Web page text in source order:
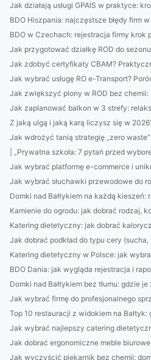
Jak działają usługi GPAIS w praktyce:
BDO Hiszpania: najczęstsze błędy firm
BDO w Czechach: rejestracja firmy krok
Jak przygotować działkę ROD do
Jak zdobyć certyfikaty CBAM?
Jak wybrać usługę RO e-Transport?
Jak zwiększyć plony w ROD bez
Jak zaplanować balkon w 3 strefy:
Z jaką ulgą i jaką karą liczysz się w
Jak wdrożyć tanią strategię „zero
| „Prywatna szkoła: 7 pytań przed
Jak wybrać platformę e-commerce i
Jak wybrać słuchawki przewodowe do
Domki nad Bałtykiem na każdą kieszeń:
Kamienie do ogrodu: jak dobrać rodzaj,
Katering dietetyczny: jak dobrać
Jak dobrać podkład do typu cery (sucha,
Katering dietetyczny w Polsce: jak
BDO Dania: jak wygląda rejestracja i
Domki nad Bałtykiem bez tłumu: gdzie
Jak wybrać firmę do profesjonalnego
Top 10 restauracji z widokiem na
Jak wybrać najlepszy catering
Jak dobrać ergonomiczne meble
Jak wyczyścić piekarnik bez chemii: